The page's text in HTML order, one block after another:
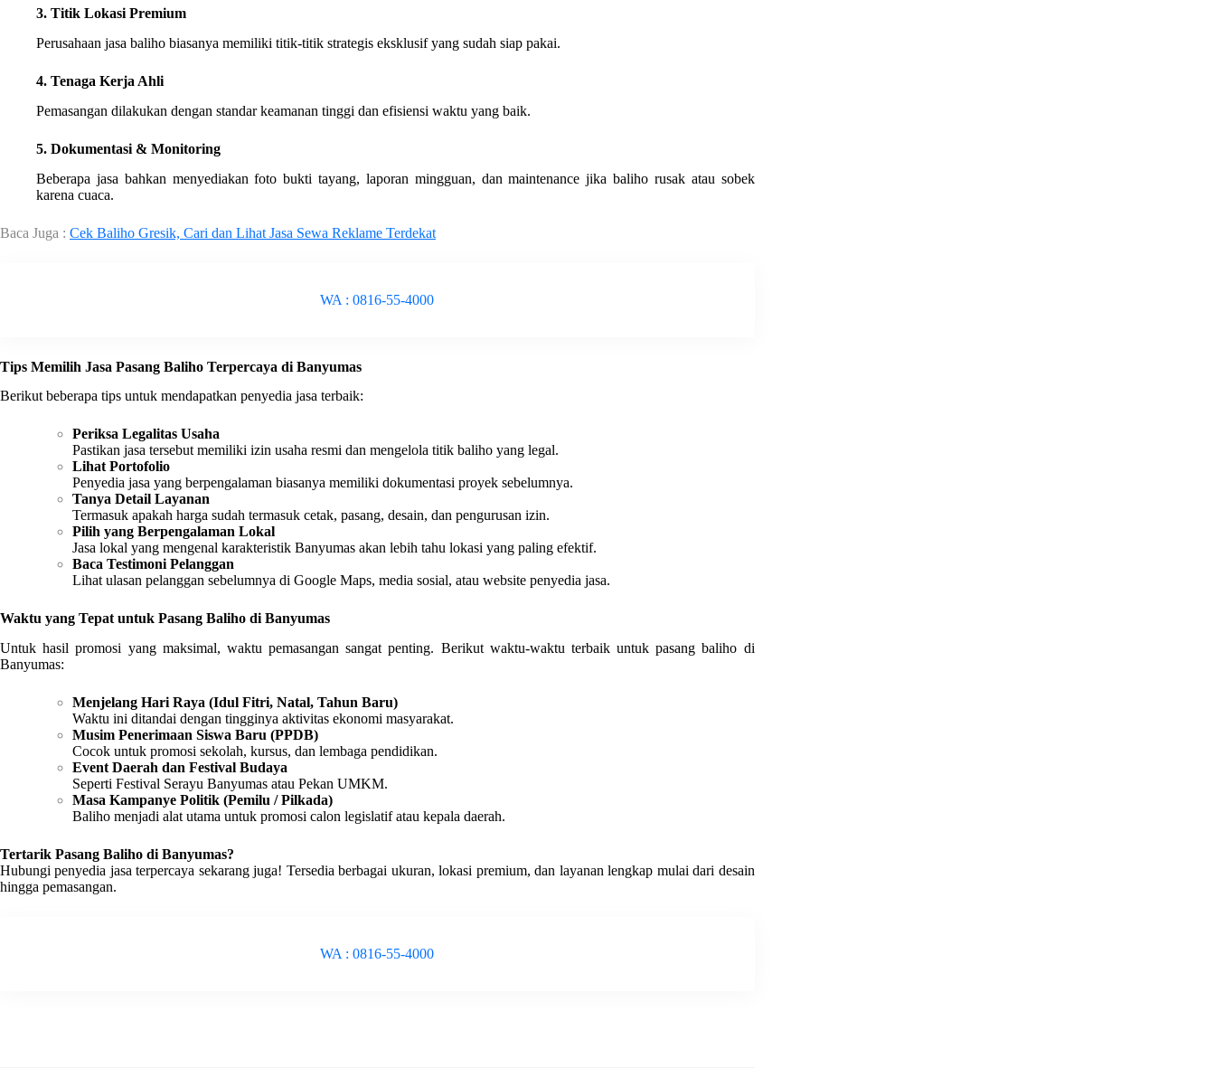
3. Titik Lokasi Premium
Perusahaan jasa baliho biasanya memiliki titik-titik strategis eksklusif yang sudah siap pakai.
4. Tenaga Kerja Ahli
Pemasangan dilakukan dengan standar keamanan tinggi dan efisiensi waktu yang baik.
5. Dokumentasi & Monitoring
Beberapa jasa bahkan menyediakan foto bukti tayang, laporan mingguan, dan maintenance jika baliho rusak atau sobek
karena cuaca.
Baca Juga : Cek Baliho Gresik, Cari dan Lihat Jasa Sewa Reklame Terdekat
WA : 0816-55-4000
Tips Memilih Jasa Pasang Baliho Terpercaya di Banyumas
Berikut beberapa tips untuk mendapatkan penyedia jasa terbaik:
Periksa Legalitas Usaha
Pastikan jasa tersebut memiliki izin usaha resmi dan mengelola titik baliho yang legal.
Lihat Portofolio
Penyedia jasa yang berpengalaman biasanya memiliki dokumentasi proyek sebelumnya.
Tanya Detail Layanan
Termasuk apakah harga sudah termasuk cetak, pasang, desain, dan pengurusan izin.
Pilih yang Berpengalaman Lokal
Jasa lokal yang mengenal karakteristik Banyumas akan lebih tahu lokasi yang paling efektif.
Baca Testimoni Pelanggan
Lihat ulasan pelanggan sebelumnya di Google Maps, media sosial, atau website penyedia jasa.
Waktu yang Tepat untuk Pasang Baliho di Banyumas
Untuk hasil promosi yang maksimal, waktu pemasangan sangat penting. Berikut waktu-waktu terbaik untuk pasang baliho di
Banyumas:
Menjelang Hari Raya (Idul Fitri, Natal, Tahun Baru)
Waktu ini ditandai dengan tingginya aktivitas ekonomi masyarakat.
Musim Penerimaan Siswa Baru (PPDB)
Cocok untuk promosi sekolah, kursus, dan lembaga pendidikan.
Event Daerah dan Festival Budaya
Seperti Festival Serayu Banyumas atau Pekan UMKM.
Masa Kampanye Politik (Pemilu / Pilkada)
Baliho menjadi alat utama untuk promosi calon legislatif atau kepala daerah.
Tertarik Pasang Baliho di Banyumas?
Hubungi penyedia jasa terpercaya sekarang juga! Tersedia berbagai ukuran, lokasi premium, dan layanan lengkap mulai dari desain
hingga pemasangan.
WA : 0816-55-4000